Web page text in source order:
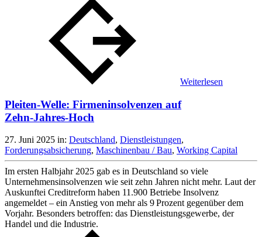
Weiterlesen
Pleiten‑Welle: Firmeninsolvenzen auf
Zehn‑Jahres‑Hoch
27. Juni 2025 in: Deutschland, Dienstleistungen,
Forderungsabsicherung, Maschinenbau / Bau, Working Capital
Im ersten Halbjahr 2025 gab es in Deutschland so viele
Unternehmensinsolvenzen wie seit zehn Jahren nicht mehr. Laut der
Auskunftei Creditreform haben 11.900 Betriebe Insolvenz
angemeldet – ein Anstieg von mehr als 9 Prozent gegenüber dem
Vorjahr. Besonders betroffen: das Dienstleistungsgewerbe, der
Handel und die Industrie.